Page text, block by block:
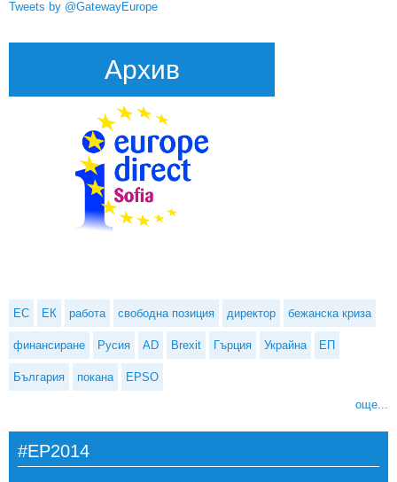
Tweets by @GatewayEurope
Архив
ЕС ЕК работа свободна позиция директор бежанска криза
финансиране Русия AD Brexit Гърция Украйна ЕП
България покана EPSO
още...
#EP2014